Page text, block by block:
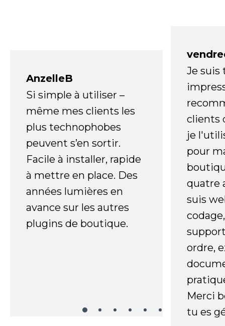
AnzelleB
Si simple à utiliser –
même mes clients les
plus technophobes
peuvent s’en sortir.
Facile à installer, rapide
à mettre en place. Des
années lumières en
avance sur les autres
plugins de boutique.
Je
clients
je
pour
quatre
suis
ordre,
Merci
tu es